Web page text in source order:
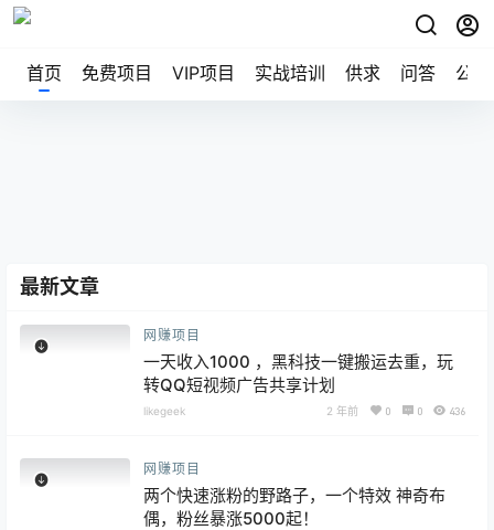
首页 免费项目 VIP项目 实战培训 供求 问答 公告
最新文章
网赚项目
一天收入1000 ，黑科技一键搬运去重，玩
转QQ短视频广告共享计划
likegeek 2 年前 0 0 436
网赚项目
两个快速涨粉的野路子，一个特效 神奇布
偶，粉丝暴涨5000起！